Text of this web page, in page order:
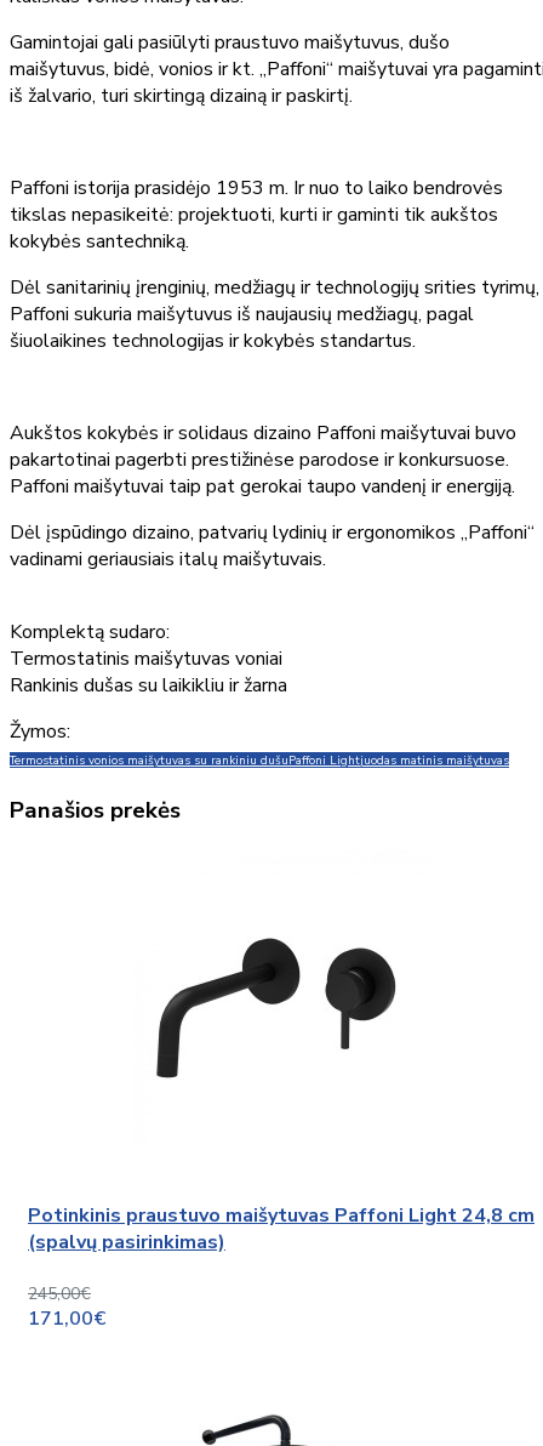
Gamintojai gali pasiūlyti praustuvo maišytuvus, dušo
maišytuvus, bidė, vonios ir kt. „Paffoni“ maišytuvai yra
iš žalvario, turi skirtingą dizainą ir paskirtį.
Paffoni istorija prasidėjo 1953 m. Ir nuo to laiko bendrovės
tikslas nepasikeitė: projektuoti, kurti ir gaminti tik aukštos
kokybės santechniką.
Dėl sanitarinių įrenginių, medžiagų ir technologijų srities tyrimų,
Paffoni sukuria maišytuvus iš naujausių medžiagų, pagal
šiuolaikines technologijas ir kokybės standartus.
Aukštos kokybės ir solidaus dizaino Paffoni maišytuvai buvo
pakartotinai pagerbti prestižinėse parodose ir konkursuose.
Paffoni maišytuvai taip pat gerokai taupo vandenį ir energiją.
Dėl įspūdingo dizaino, patvarių lydinių ir ergonomikos „Paffoni“
vadinami geriausiais italų maišytuvais.
Komplektą sudaro:
Termostatinis maišytuvas voniai
Rankinis dušas su laikikliu ir žarna
Žymos:
Termostatinis vonios maišytuvas su rankiniu dušuPaffoni Lightjuodas matinis maišytuvas
Panašios prekės
Potinkinis praustuvo maišytuvas Paffoni Light 24,8 cm
(spalvų pasirinkimas)
245,00€
171,00€